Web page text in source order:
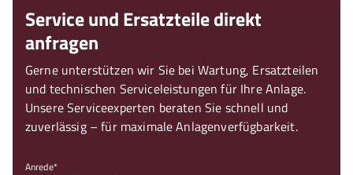
Service und Ersatzteile direkt
anfragen
Gerne unterstützen wir Sie bei Wartung, Ersatzteilen
und technischen Serviceleistungen für Ihre Anlage.
Unsere Serviceexperten beraten Sie schnell und
zuverlässig – für maximale Anlagenverfügbarkeit.
Anrede